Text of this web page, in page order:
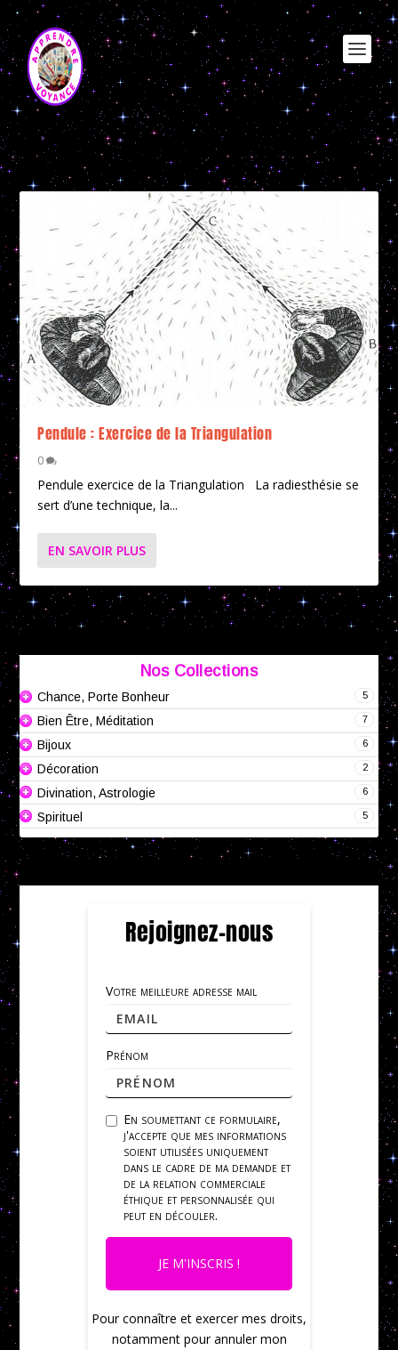
Étiquette :radiesthésie recherche
objet
Pendule : Exercice de la Triangulation
0
Pendule exercice de la Triangulation La radiesthésie se
sert d’une technique, la...
EN SAVOIR PLUS
Nos Collections
5
Chance, Porte Bonheur
7
Bien Être, Méditation
6
Bijoux
2
Décoration
6
Divination, Astrologie
5
Spirituel
Rejoignez-nous
Votre meilleure adresse mail
Prénom
En soumettant ce formulaire,
j'accepte que mes informations
soient utilisées uniquement
dans le cadre de ma demande et
de la relation commerciale
éthique et personnalisée qui
peut en découler.
JE M'INSCRIS !
Pour connaître et exercer mes droits,
notamment pour annuler mon